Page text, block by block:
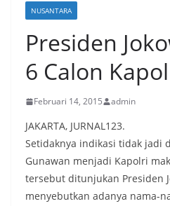
NUSANTARA
Presiden
6 Calon
Februari 14, 2015 admin
JAKARTA, JURNAL123.
Setidaknya indikasi tidak jadi
Gunawan menjadi Kapolri
tersebut ditunjukan Presiden
menyebutkan adanya nama-